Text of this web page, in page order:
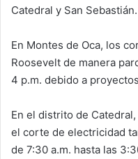
Catedral y San Sebastián.
En Montes de Oca, los
Roosevelt de manera
4 p.m. debido a
En el distrito de
el corte de electricidad
de 7:30 a.m. hasta las